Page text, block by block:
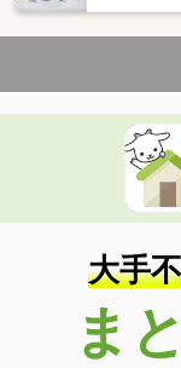
住
専
間
新潟県新潟市中央
価
住
専
間
新潟県長岡市中之島
価
大手
ま